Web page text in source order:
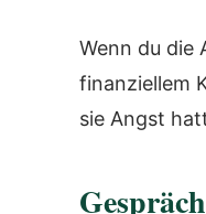
Wenn du die
finanziellem
sie Angst